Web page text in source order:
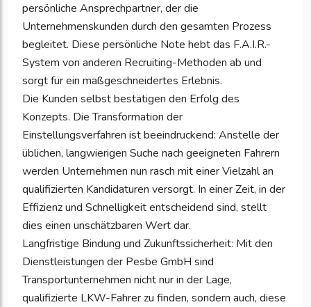
persönliche Ansprechpartner, der die
Unternehmenskunden durch den gesamten Prozess
begleitet. Diese persönliche Note hebt das F.A.I.R.-
System von anderen Recruiting-Methoden ab und
sorgt für ein maßgeschneidertes Erlebnis.
Die Kunden selbst bestätigen den Erfolg des
Konzepts. Die Transformation der
Einstellungsverfahren ist beeindruckend: Anstelle der
üblichen, langwierigen Suche nach geeigneten Fahrern
werden Unternehmen nun rasch mit einer Vielzahl an
qualifizierten Kandidaturen versorgt. In einer Zeit, in der
Effizienz und Schnelligkeit entscheidend sind, stellt
dies einen unschätzbaren Wert dar.
Langfristige Bindung und Zukunftssicherheit: Mit den
Dienstleistungen der Pesbe GmbH sind
Transportunternehmen nicht nur in der Lage,
qualifizierte LKW-Fahrer zu finden, sondern auch, diese